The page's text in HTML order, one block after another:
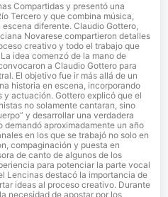
Compartidas y presentó una
Tercero y que combina música,
diferente. Claudio Gottero,
Novarese compartieron detalles
creativo y todo el trabajo que
idea comenzó de la mano de
a Claudio Gottero para
El objetivo fue ir más allá de un
historia en escena, incorporando
y actuación. Gottero explicó que el
no solamente cantaran, sino
y desarrollar una verdadera
aproximadamente un año
en los que se trabajó no solo en
compaginación y puesta en
de canto de algunos de los
para potenciar la parte vocal
Lencinas destacó la importancia de
ideas al proceso creativo. Durante
necesidad de apostar por los